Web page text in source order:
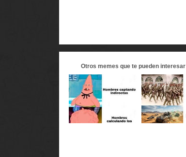
Otros memes que te pueden interesar